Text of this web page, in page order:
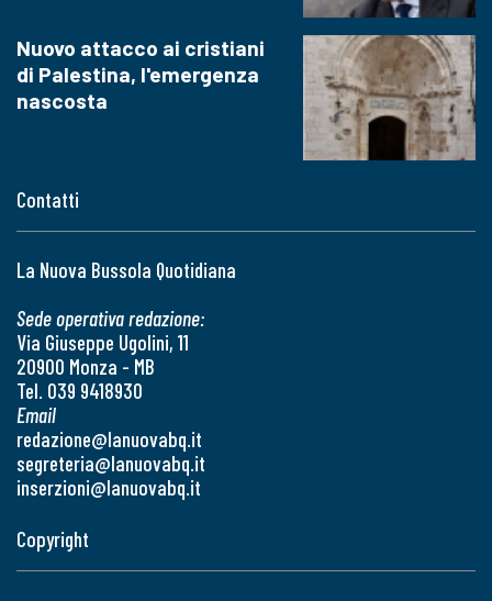
Contatti
La Nuova Bussola Quotidiana
Sede operativa redazione:
Via Giuseppe Ugolini, 11
20900 Monza - MB
Tel. 039 9418930
Email
redazione@lanuovabq.it
segreteria@lanuovabq.it
inserzioni@lanuovabq.it
Nuovo attacco ai cristiani
di Palestina, l'emergenza
nascosta
Copyright